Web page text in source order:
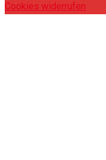
Cookies widerrufen